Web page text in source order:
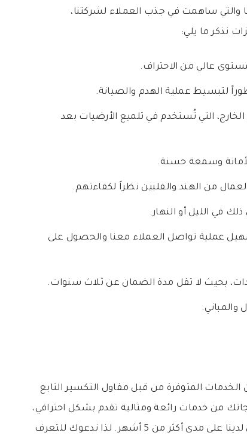
والتي ساهمت في جذب العملاء لشركتنا،
نذكر ما يلي:
عالي من الاحتراف.
لتبسيط عملية الهدم والصيانة.
التي تُستخدم في تلميع الأرضيات بعد
وسمعة حسنة.
من الهند والفلبين نظراً لكفاءتهم.
عملية تواصل العملاء معنا والحصول على
بحيث لا تقل مدة الضمان عن ثلاث سنوات.
والمباني.
المتوفرة من قبل مقاول التكسير التابع
من خدمات رائعة ومثالية تقدم بشكل احترافي،
بفضل التدريبات المستمرة التي يخضع لها الفنيون لدينا على مدى أكثر من 5 أشهر. لذا ندعوك للتعرف